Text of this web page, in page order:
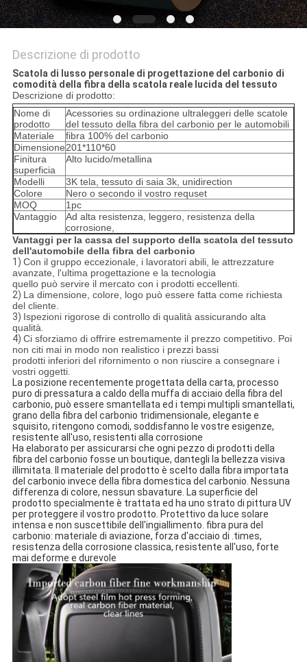
Descrizione di prodotto
Scatola di lusso personale di progettazione del carbonio di
comodità della fibra della scatola reale lucida del tessuto
Descrizione di prodotto:
Nome di
prodotto
Acessories su ordinazione ultraleggeri delle scatole
del tessuto della fibra del carbonio per le automobili
Materiale
fibra 100% del carbonio
Dimensione201*110*60
Finitura
superficia
Alto lucido/metallina
Modelli
3K tela, tessuto di saia 3k, unidirection
Colore
Nero o secondo il vostro requset
MOQ
1pc
Vantaggio
Ad alta resistenza, leggero, resistenza della
corrosione,
Vantaggi per la cassa del supporto della scatola del tessuto
dell'automobile della fibra del carbonio
1) Con il gruppo eccezionale, i lavoratori abili, le attrezzature
avanzate, l'ultima progettazione e la tecnologia
quello può servire il mercato con i prodotti eccellenti.
2) La dimensione, colore, logo può essere fatta come richiesta
del cliente.
3) Ispezioni rigorose di controllo di qualità assicurando alta
qualità.
4) Ci sforziamo di offrire estremamente il prezzo competitivo. Poi
non citi mai in modo non realistico i prezzi bassi
prodotti inferiori del rifornimento o non riuscire a consegnare i
vostri oggetti.
La posizione recentemente progettata della carta, processo
puro di pressatura a caldo della muffa di acciaio della fibra del
carbonio, può essere smantellata ed i tempi multipli smantellati,
grano della fibra del carbonio tridimensionale, elegante e
squisito, ritengono comodi, soddisfanno le vostre esigenze,
resistente all'uso, resistenti alla corrosione
Ha elaborato per assicurarsi che ogni pezzo di prodotti della
fibra del carbonio fosse un boutique, dantegli la bellezza visiva
illimitata. Il materiale del prodotto è scelto dalla fibra importata
del carbonio invece della fibra domestica del carbonio. Nessuna
differenza di colore, nessun sbavature. La superficie del
prodotto specialmente è trattata ed ha uno strato di pittura UV
per proteggere il vostro prodotto. Protettivo da luce solare
intensa e non suscettibile dell'ingiallimento. fibra pura del
carbonio: materiale di aviazione, forza d'acciaio di .times,
resistenza della corrosione classica, resistente all'uso, forte
mai deforme e durevole